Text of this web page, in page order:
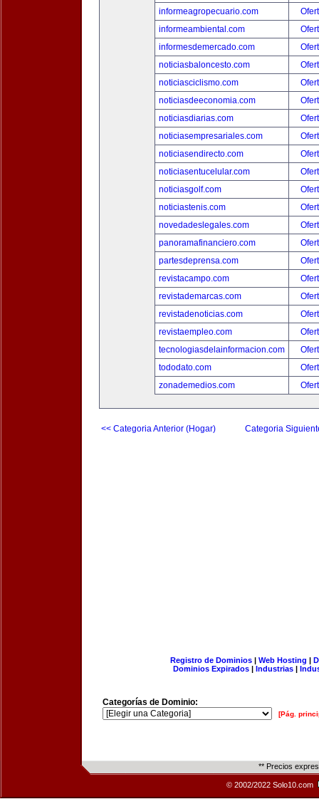
informeagropecuario.com
informeambiental.com
informesdemercado.com
noticiasbaloncesto.com
noticiasciclismo.com
noticiasdeeconomia.com
noticiasdiarias.com
noticiasempresariales.com
noticiasendirecto.com
noticiasentucelular.com
noticiasgolf.com
noticiastenis.com
novedadeslegales.com
panoramafinanciero.com
partesdeprensa.com
revistacampo.com
revistademarcas.com
revistadenoticias.com
revistaempleo.com
tecnologiasdelainformacion.com
tododato.com
zonademedios.com
<< Categoria Anterior (Hogar) Categoria
Registro de Dominios| Web Hosting |
Dominios Expirados | Industrias |
Categorías de Dominio:
[Pág.
** Precios
© 2002/2022 Solo10.com